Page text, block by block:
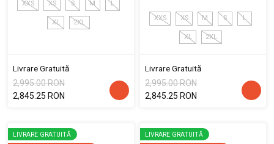
XXS XS S M L
XL 2XL
Livrare Gratuită
2,995.00 RON
2,845.25 RON
XXS XS M S L
XL 2XL
Livrare Gratuită
2,995.00 RON
2,845.25 RON
LIVRARE GRATUITĂ
LIVRARE GRATUITĂ